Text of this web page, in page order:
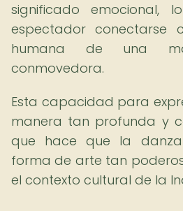
significado emocional,
espectador conectarse
humana de una
conmovedora.
Esta capacidad para
manera tan profunda y
que hace que la
forma de arte tan
el contexto cultural de la